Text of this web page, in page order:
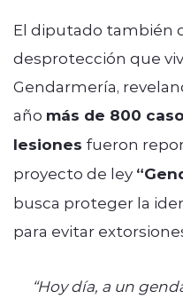
El diputado también
desprotección que
Gendarmería,
año más de 800
lesiones fueron
proyecto de ley
busca proteger la
para evitar
“Hoy día, a un